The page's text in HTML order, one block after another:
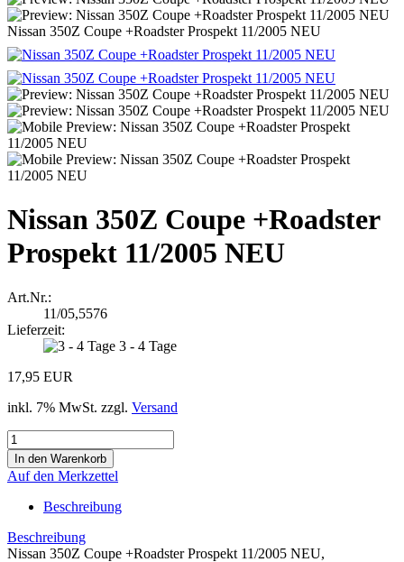
Nissan 350Z Coupe +Roadster Prospekt 11/2005 NEU
Nissan 350Z Coupe +Roadster
Prospekt 11/2005 NEU
Art.Nr.:
11/05,5576
Lieferzeit:
3 - 4 Tage
17,95 EUR
inkl. 7% MwSt. zzgl. Versand
Auf den Merkzettel
Beschreibung
Beschreibung
Nissan 350Z Coupe +Roadster Prospekt 11/2005 NEU,